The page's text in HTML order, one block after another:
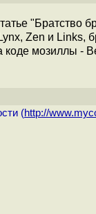
"Братство
Zen и Links,
коде мозиллы -
(http://